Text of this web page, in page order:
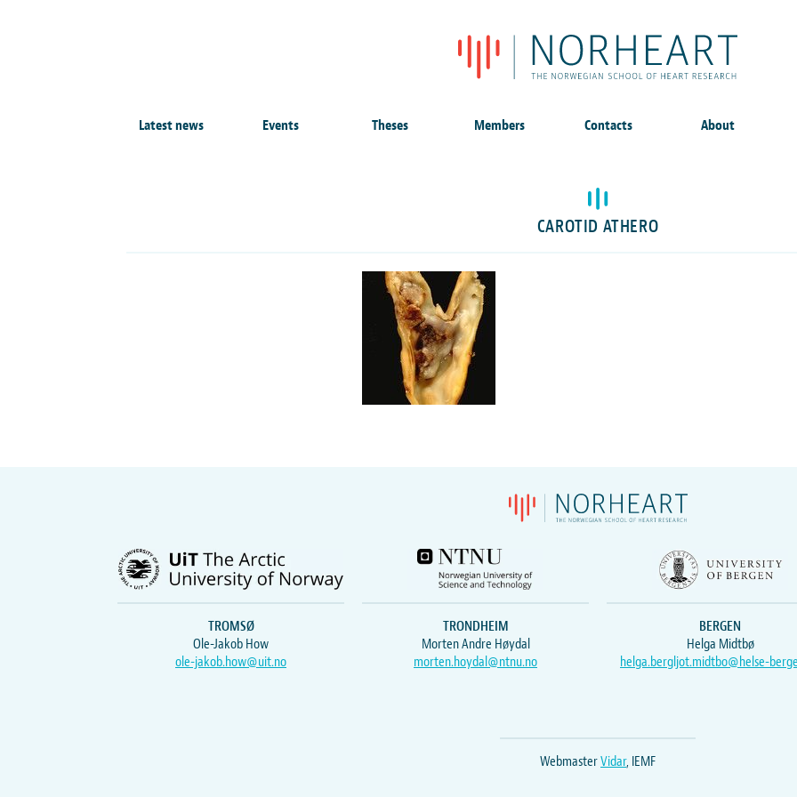
Latest news Events Theses Members Contacts About
CAROTID ATHERO
TROMSØ
Ole-Jakob How
ole-jakob.how@uit.no
TRONDHEIM
Morten Andre Høydal
morten.hoydal@ntnu.no
BERGEN
Helga Midtbø
helga.bergljot.midtbo@helse-
WebmasterVidar, IEMF